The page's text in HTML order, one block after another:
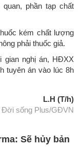
quan, phần tạp chất
kém chất lượng
phải thuốc giả.
gian nghị án, HĐXX
tuyên án vào lúc 8h
L.H (T/h)
Đời sống Plus/GĐVN
Sẽ hủy bản